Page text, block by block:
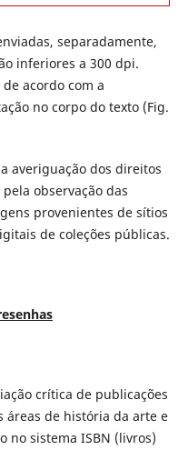
separadamente,
inferiores a 300 dpi.
acordo com a
no corpo do texto (Fig.
averiguação dos direitos
observação das
provenientes de sítios
de coleções públicas.
crítica de publicações
áreas de história da arte e
no sistema ISBN (livros)